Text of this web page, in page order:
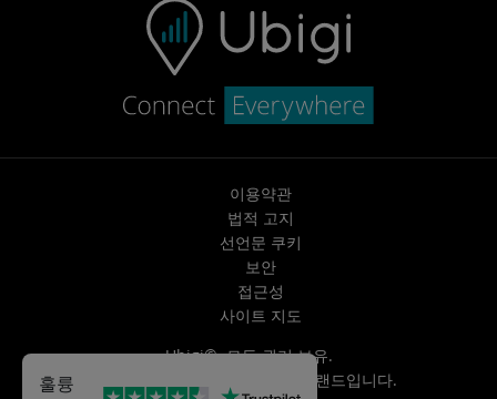
이용약관
법적 고지
선언문 쿠키
보안
접근성
사이트 지도
Ubigi©. 모든 권리 보유.
의 브랜드입니다.
훌륭